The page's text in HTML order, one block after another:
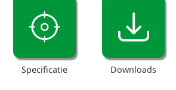
Specificatie Downloads